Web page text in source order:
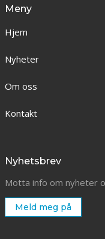
Meny
Hjem
Nyheter
Om oss
Kontakt
Nyhetsbrev
Motta info om nyheter
Meld meg på